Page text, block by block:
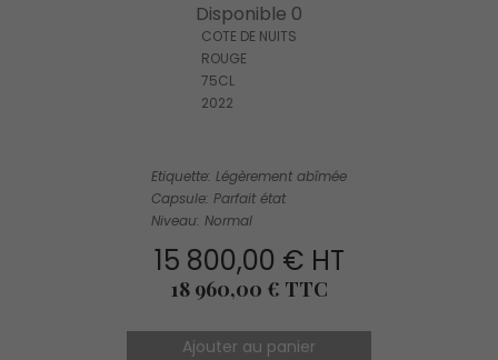
Disponible 0
COTE DE NUITS
ROUGE
75CL
2022
Etiquette: Légèrement abîmée
Capsule: Parfait état
Niveau: Normal
15 800,00 € HT
Prix
18 960,00 € TTC
Ajouter au panier